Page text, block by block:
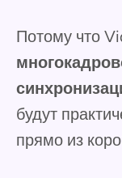
Потому что
будут
прямо из